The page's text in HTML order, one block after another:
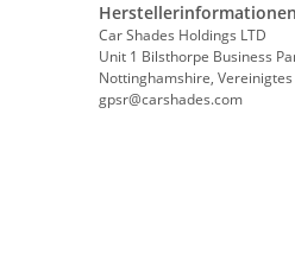
Car Shades Holdings LTD
Unit 1 Bilsthorpe Business
Nottinghamshire,
gpsr@carshades.com